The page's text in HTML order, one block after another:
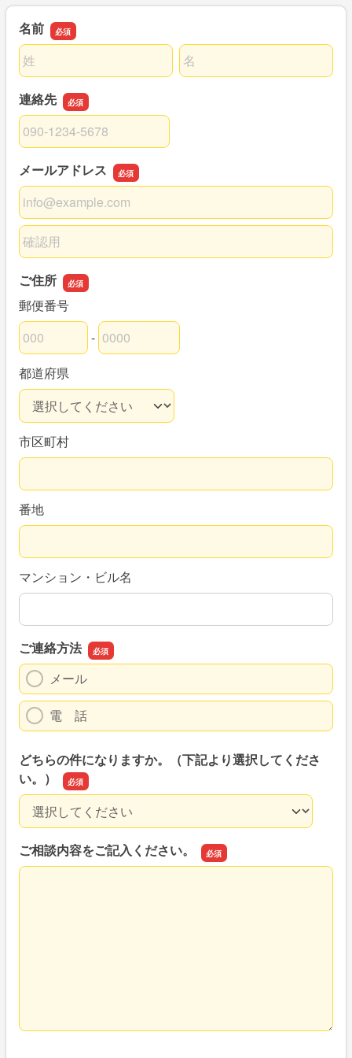
名前
名前の姓
名前の名
連絡先
連絡先
メールアドレス
メールアドレス
メールアドレスの確認用
ご住所
郵便番号
郵便番号の上3桁
-
郵便番号の下4桁
都道府県
市区町村
番地
マンション・ビル名
ご連絡方法
メール
電 話
どちらの件になりますか。（下記より選択してくださ
い。）
どちらの件になりますか。（下記より選択してください。
ご相談内容をご記入ください。
ご相談内容をご記入ください。